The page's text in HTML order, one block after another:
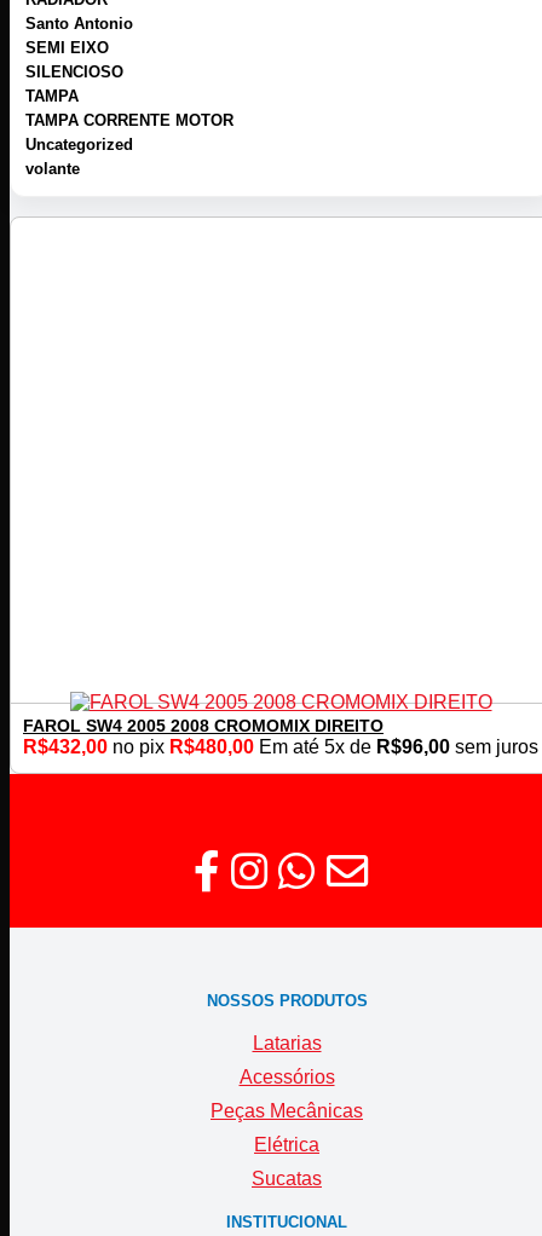
Santo Antonio
SEMI EIXO
SILENCIOSO
TAMPA
TAMPA CORRENTE MOTOR
Uncategorized
volante
FAROL SW4 2005 2008 CROMOMIX DIREITO
R$432,00 no pix R$480,00 Em até 5x de R$96,00 sem juros
NOSSOS PRODUTOS
Latarias
Acessórios
Peças Mecânicas
Elétrica
Sucatas
INSTITUCIONAL